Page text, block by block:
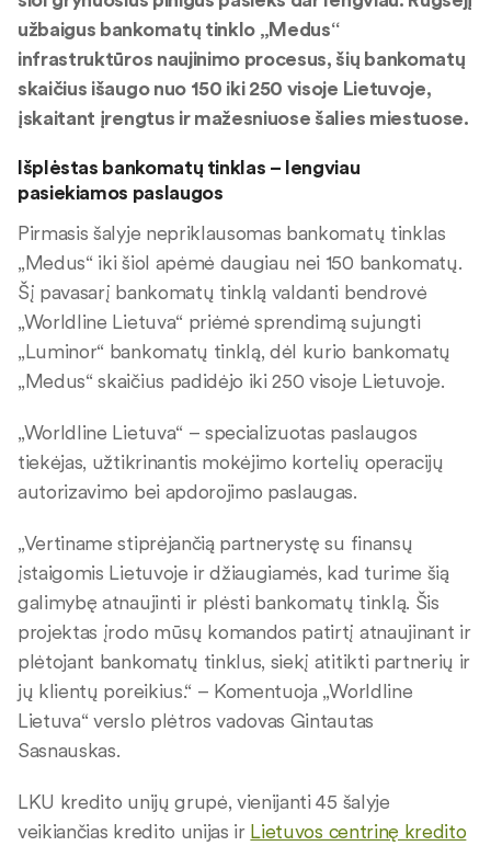
užbaigus bankomatų tinklo „Medus“
infrastruktūros naujinimo procesus, šių bankomatų
skaičius išaugo nuo 150 iki 250 visoje Lietuvoje,
įskaitant įrengtus ir mažesniuose šalies miestuose.
Išplėstas bankomatų tinklas – lengviau
pasiekiamos paslaugos
Pirmasis šalyje nepriklausomas bankomatų tinklas
„Medus“ iki šiol apėmė daugiau nei 150 bankomatų.
Šį pavasarį bankomatų tinklą valdanti bendrovė
„Worldline Lietuva“ priėmė sprendimą sujungti
„Luminor“ bankomatų tinklą, dėl kurio bankomatų
„Medus“ skaičius padidėjo iki 250 visoje Lietuvoje.
„Worldline Lietuva“ – specializuotas paslaugos
tiekėjas, užtikrinantis mokėjimo kortelių operacijų
autorizavimo bei apdorojimo paslaugas.
„Vertiname stiprėjančią partnerystę su finansų
įstaigomis Lietuvoje ir džiaugiamės, kad turime šią
galimybę atnaujinti ir plėsti bankomatų tinklą. Šis
projektas įrodo mūsų komandos patirtį atnaujinant ir
plėtojant bankomatų tinklus, siekį atitikti partnerių ir
jų klientų poreikius.“ – Komentuoja „Worldline
Lietuva“ verslo plėtros vadovas Gintautas
Sasnauskas.
LKU kredito unijų grupė, vienijanti 45 šalyje
veikiančias kredito unijas ir Lietuvos centrinę kredito